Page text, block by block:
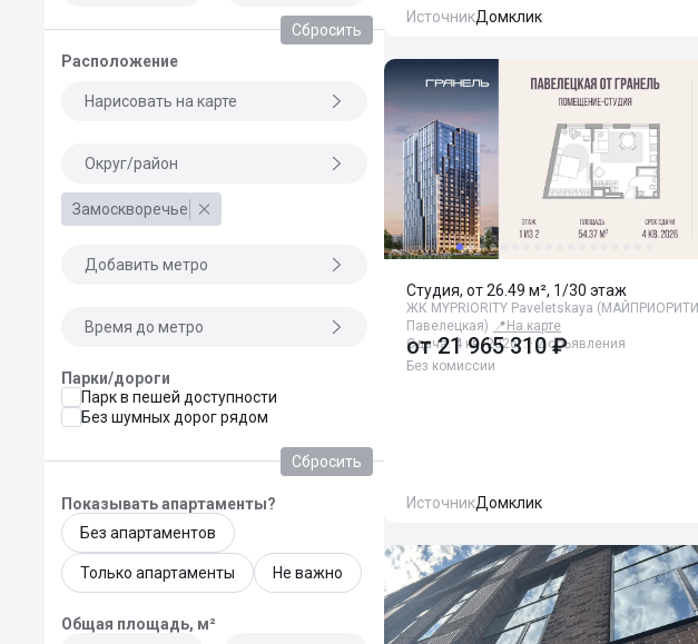
Сбросить
Расположение
Нарисовать на карте
Округ/район
Замоскворечье
Добавить метро
Время до метро
Парки/дороги
Парк в пешей доступности
Без шумных дорог рядом
Сбросить
Показывать апартаменты?
Без апартаментов
Только апартаменты Не важно
Общая площадь, м²
ИсточникДомклик
Студия, от 26.49 м², 1/30 этаж
ЖК MYPRIORITY Paveletskaya (МАЙПРИОРИТИ
Павелецкая) 📍 На карте
Сдача: 4 кв. 2026г. · 2 объявления
от21 965 310 ₽
Без комиссии
ИсточникДомклик